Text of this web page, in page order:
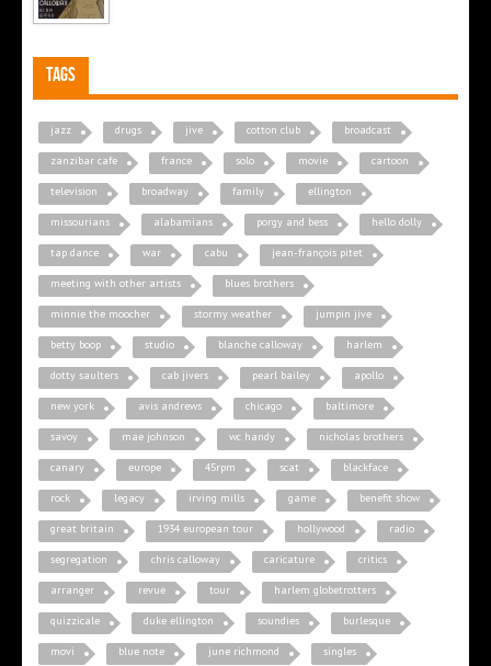
Tags
jazz drugs jive cotton club broadcast
zanzibar cafe france solo movie cartoon
television broadway family ellington
missourians alabamians porgy and bess hello dolly
tap dance war cabu jean-françois pitet
meeting with other artists blues brothers
minnie the moocher stormy weather jumpin jive
betty boop studio blanche calloway harlem
dotty saulters cab jivers pearl bailey apollo
new york avis andrews chicago baltimore
savoy mae johnson wc handy nicholas brothers
canary europe 45rpm scat blackface
rock legacy irving mills game benefit show
great britain 1934 european tour hollywood radio
segregation chris calloway caricature critics
arranger revue tour harlem globetrotters
quizzicale duke ellington soundies burlesque
movi blue note june richmond singles